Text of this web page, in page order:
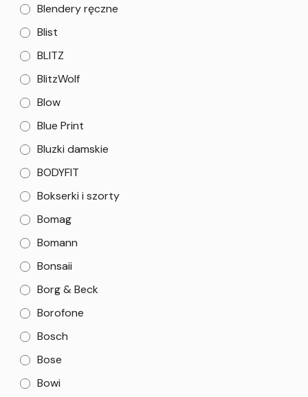
Blendery ręczne
Blist
BLITZ
BlitzWolf
Blow
Blue Print
Bluzki damskie
BODYFIT
Bokserki i szorty
Bomag
Bomann
Bonsaii
Borg & Beck
Borofone
Bosch
Bose
Bowi